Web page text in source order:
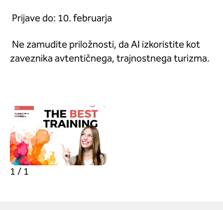
Prijave do: 10. februarja
Ne zamudite priložnosti, da AI izkoristite kot
zaveznika avtentičnega, trajnostnega turizma.
1 / 1